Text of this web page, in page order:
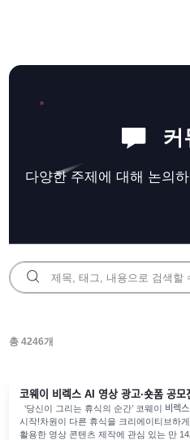
커
다양한 주제에 대해 논의
총4246개
코웨이 비렉스 AI 영상 광고·숏폼
‘당신이 그리는 휴식의 순간’ 코웨이 비렉스 AI
시작!차원이 다른 휴식을 크리에이티브하
활용한 영상 콘텐츠 제작에 관심 있는 만